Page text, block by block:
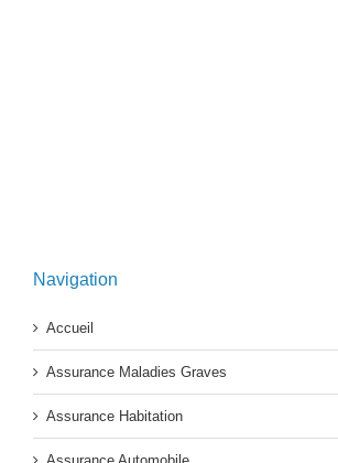
Navigation
Accueil
Assurance Maladies Graves
Assurance Habitation